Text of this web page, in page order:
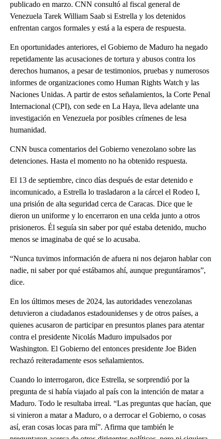
publicado en marzo. CNN consultó al fiscal general de
Venezuela Tarek William Saab si Estrella y los detenidos
enfrentan cargos formales y está a la espera de respuesta.
En oportunidades anteriores, el Gobierno de Maduro ha negado
repetidamente las acusaciones de tortura y abusos contra los
derechos humanos, a pesar de testimonios, pruebas y numerosos
informes de organizaciones como Human Rights Watch y las
Naciones Unidas. A partir de estos señalamientos, la Corte Penal
Internacional (CPI), con sede en La Haya, lleva adelante una
investigación en Venezuela por posibles crímenes de lesa
humanidad.
CNN busca comentarios del Gobierno venezolano sobre las
detenciones. Hasta el momento no ha obtenido respuesta.
El 13 de septiembre, cinco días después de estar detenido e
incomunicado, a Estrella lo trasladaron a la cárcel el Rodeo I,
una prisión de alta seguridad cerca de Caracas. Dice que le
dieron un uniforme y lo encerraron en una celda junto a otros
prisioneros. Él seguía sin saber por qué estaba detenido, mucho
menos se imaginaba de qué se lo acusaba.
“Nunca tuvimos información de afuera ni nos dejaron hablar con
nadie, ni saber por qué estábamos ahí, aunque preguntáramos”,
dice.
En los últimos meses de 2024, las autoridades venezolanas
detuvieron a ciudadanos estadounidenses y de otros países, a
quienes acusaron de participar en presuntos planes para atentar
contra el presidente Nicolás Maduro impulsados por
Washington. El Gobierno del entonces presidente Joe Biden
rechazó reiteradamente esos señalamientos.
Cuando lo interrogaron, dice Estrella, se sorprendió por la
pregunta de si había viajado al país con la intención de matar a
Maduro. Todo le resultaba irreal. “Las preguntas que hacían, que
si vinieron a matar a Maduro, o a derrocar el Gobierno, o cosas
así, eran cosas locas para mí”. Afirma que también le